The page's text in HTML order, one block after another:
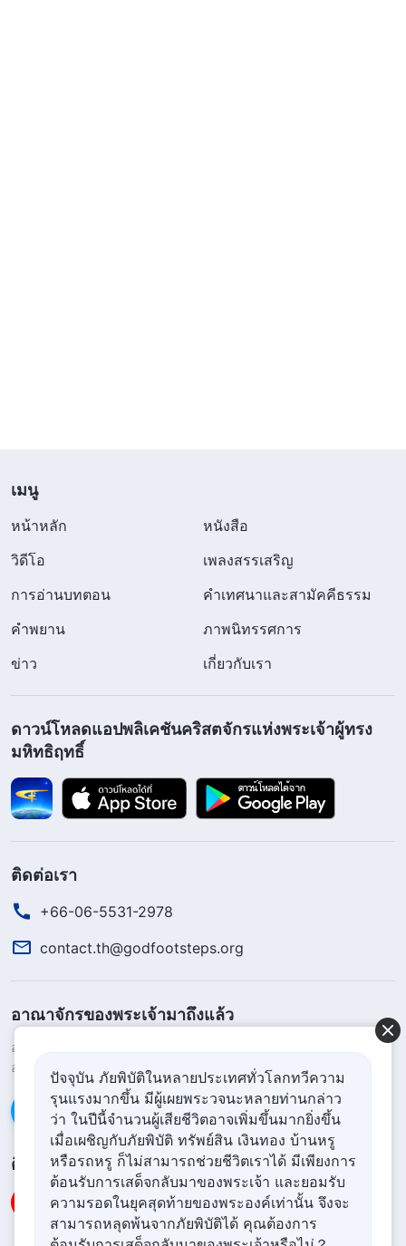
เมนู
หน้าหลัก
หนังสือ
วิดีโอ
เพลงสรรเสริญ
การอ่านบทตอน
คำเทศนาและสามัคคีธรรม
คำพยาน
ภาพนิทรรศการ
ข่าว
เกี่ยวกับเรา
ดาวน์โหลดแอปพลิเคชันคริสตจักรแห่งพระเจ้าผู้ทรง
มหิทธิฤทธิ์
ติดต่อเรา
+66-06-5531-2978
contact.th@godfootsteps.org
อาณาจักรของพระเจ้ามาถึงแล้ว
อาณาจักรของพระเจ้าสถิตบนแผ่นดินโลกแล้ว! คุณอยากเข้าสู่
อาณาจักรของพระเจ้าหรือไม่?
ติดต่อเราผ่าน Messenger
ติดตามเรา
ปัจจุบัน ภัยพิบัติในหลายประเทศทั่วโลกทวีความ
รุนแรงมากขึ้น มีผู้เผยพระวจนะหลายท่านกล่าว
ว่า ในปีนี้จำนวนผู้เสียชีวิตอาจเพิ่มขึ้นมากยิ่งขึ้น
เมื่อเผชิญกับภัยพิบัติ ทรัพย์สิน เงินทอง บ้านหรู
หรือรถหรู ก็ไม่สามารถช่วยชีวิตเราได้ มีเพียงการ
ต้อนรับการเสด็จกลับมาของพระเจ้า และยอมรับ
ความรอดในยุคสุดท้ายของพระองค์เท่านั้น จึงจะ
สามารถหลุดพ้นจากภัยพิบัติได้ คุณต้องการ